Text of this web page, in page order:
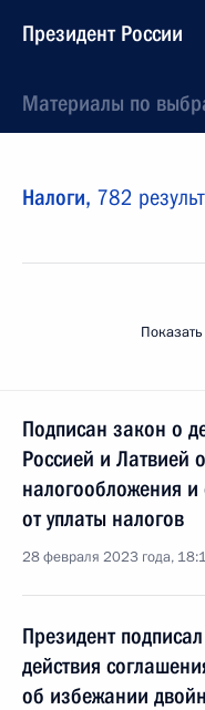
Президент России
Материалы по
Налоги, 782
Подписан закон о
Россией и Латвией
налогообложения
от уплаты налогов
28 февраля 2023 года,
Президент
действия
об избежании